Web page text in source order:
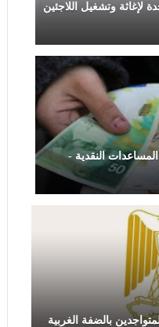
لإغاثة وتشغيل اللاجئين
النقدية -
بالضفة الغربية